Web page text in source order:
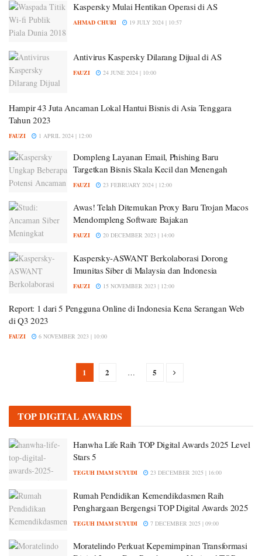
Kaspersky Mulai Hentikan Operasi di AS
AHMAD CHURI 19 JULY 2024 | 10:57
Antivirus Kaspersky Dilarang Dijual di AS
FAUZI 24 JUNE 2024 | 10:00
Hampir 43 Juta Ancaman Lokal Hantui Bisnis di Asia Tenggara
Tahun 2023
FAUZI 1 APRIL 2024 | 12:00
Dompleng Layanan Email, Phishing Baru
Targetkan Bisnis Skala Kecil dan Menengah
FAUZI 23 FEBRUARY 2024 | 12:00
Awas! Telah Ditemukan Proxy Baru Trojan Macos
Mendompleng Software Bajakan
FAUZI 20 DECEMBER 2023 | 14:00
Kaspersky-ASWANT Berkolaborasi Dorong
Imunitas Siber di Malaysia dan Indonesia
FAUZI 15 NOVEMBER 2023 | 12:00
Report: 1 dari 5 Pengguna Online di Indonesia Kena Serangan Web
di Q3 2023
FAUZI 6 NOVEMBER 2023 | 10:00
1 2 … 5
TOP DIGITAL AWARDS
Hanwha Life Raih TOP Digital Awards 2025 Level
Stars 5
TEGUH IMAM SUYUDI 23 DECEMBER 2025 | 16:00
Rumah Pendidikan Kemendikdasmen Raih
Penghargaan Bergengsi TOP Digital Awards 2025
TEGUH IMAM SUYUDI 7 DECEMBER 2025 | 09:00
Moratelindo Perkuat Kepemimpinan Transformasi